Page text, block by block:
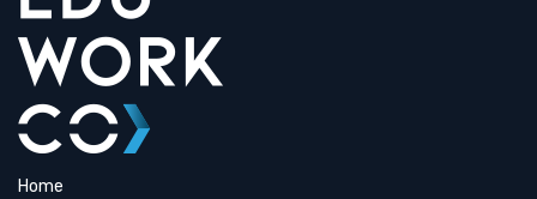
Home